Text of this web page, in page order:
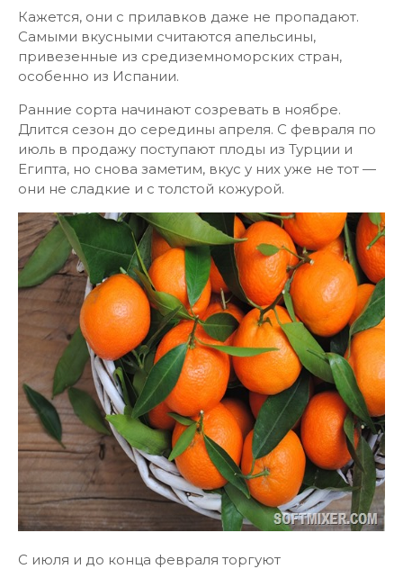
Кажется, они с прилавков даже не пропадают.
Самыми вкусными считаются апельсины,
привезенные из средиземноморских стран,
особенно из Испании.
Ранние сорта начинают созревать в ноябре.
Длится сезон до середины апреля. С февраля по
июль в продажу поступают плоды из Турции и
Египта, но снова заметим, вкус у них уже не тот —
они не сладкие и с толстой кожурой.
С июля и до конца февраля торгуют